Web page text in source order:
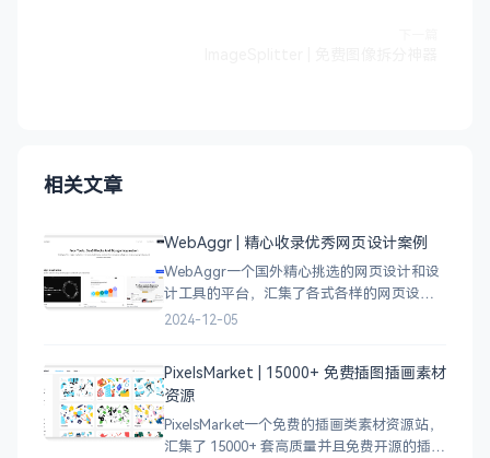
相关文章
WebAggr | 精心收录优秀网页设计案例
WebAggr一个国外精心挑选的网页设计和设
计工具的平台，汇集了各式各样的网页设计
案例，涵盖个人博客、时尚、设计、机构、
计，应
2024-12-05
PixelsMarket | 15000+ 免费插图插画素材
资源
PixelsMarket一个免费的插画类素材资源站，
汇集了 15000+ 套高质量并且免费开源的插图